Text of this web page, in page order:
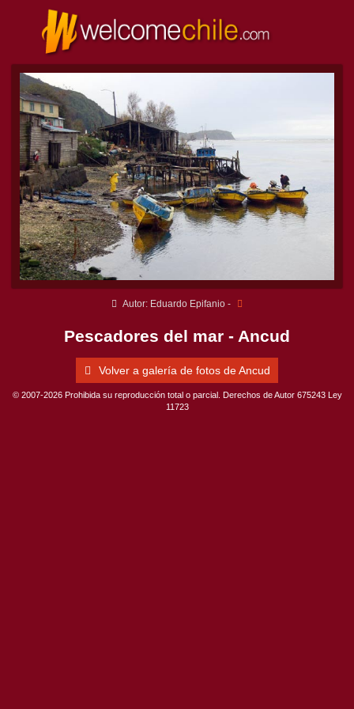
Autor: Eduardo Epifanio -
Pescadores del mar - Ancud
Volver a galería de fotos de Ancud
© 2007-2026 Prohibida su reproducción total o parcial. Derechos de Autor 675243 Ley
11723